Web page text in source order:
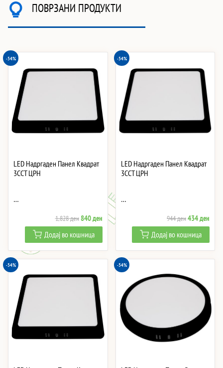
ПОВРЗАНИ ПРОДУКТИ
-54%
LED Надргаден Панел Квадрат
3CCT ЦРН
…
1,828денOriginal
price
was:
1,828 ден.
840денCurrent
price
is:
840 ден.
Додај во кошница
-54%
LED Надргаден Панел Квадрат
3CCT ЦРН
…
944денOriginal
price
was:
944 ден.
434ден
price
is:
434
Додај во кошница
-54% -54%